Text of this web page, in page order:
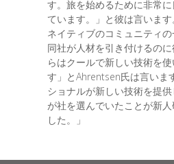
す。旅を始めるために非常
ています。」と彼は言いま
ネイティブのコミュニティの
同社が人材を引き付けるの
らはクールで新しい技術を
す」とAhrentsen氏は言いま
ショナルが新しい技術を提
が社を選んでいたことが新
した。」